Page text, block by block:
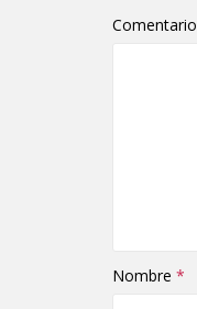
Comentario
Nombre *